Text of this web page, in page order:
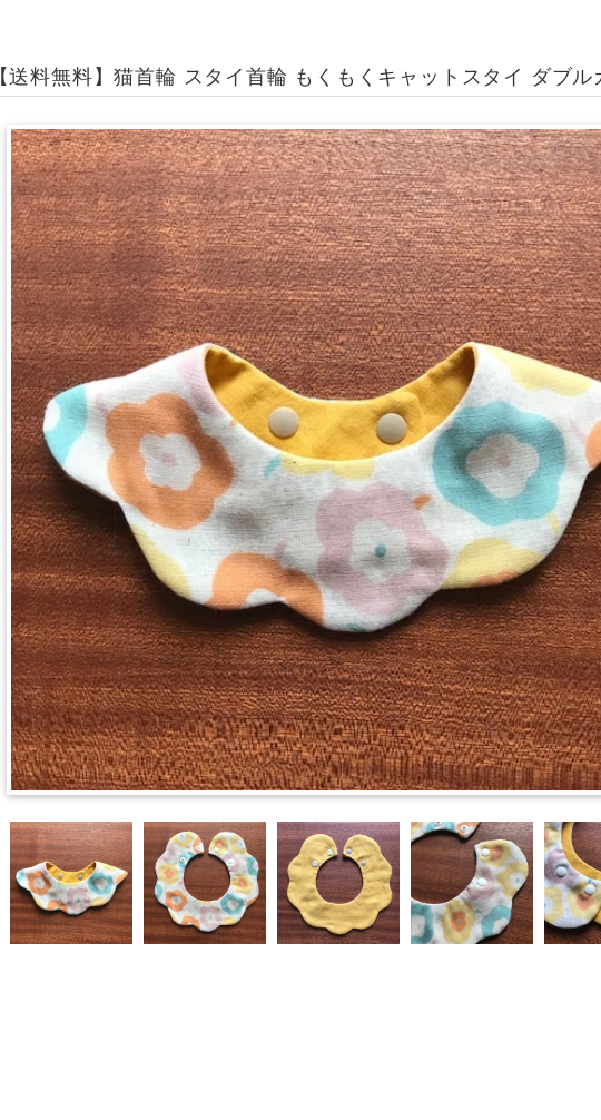
【送料無料】猫首輪 スタイ首輪 もくもくキャットスタイ ダブ